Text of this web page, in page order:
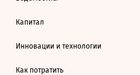
Капитал
Инновации и технологии
Как потратить